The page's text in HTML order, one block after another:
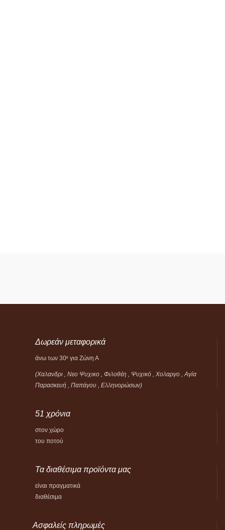
Δωρεάν μεταφορικά
άνω των 30ε για Ζώνη Α
(Χαλανδρι , Νεο Ψυχικο , Φιλοθέη , Ψυχικό ,
Χολαργο , Αγία
Παρασκευή , Παπάγου , Ελληνορώσων)
51 χρόνια
στον χώρο
του ποτού
Τα διαθέσιμα προϊόντα μας
είναι πραγματικά
διαθέσιμα
Ασφαλείς πληρωμές